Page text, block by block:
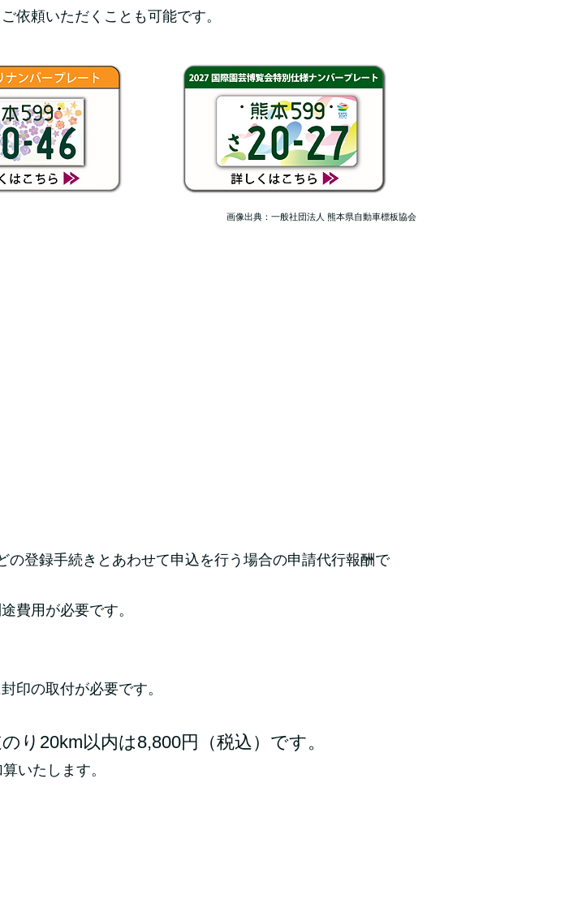
依頼いただくことも可能です。
画像出典：一般社団法人 熊本県自動車標板協会
登録手続きとあわせて申込を行う場合の申請代行報酬で
費用が必要です。
印の取付が必要です。
り20km以内は8,800円（税込）です。
いたします。